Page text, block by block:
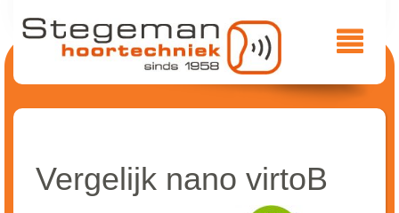
Vergelijk nano virtoB